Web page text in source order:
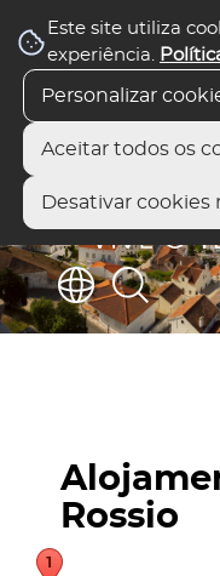
Este site utiliza
experiência.
Personalizar
Aceitar todos os
Desativar cookies
Rossio